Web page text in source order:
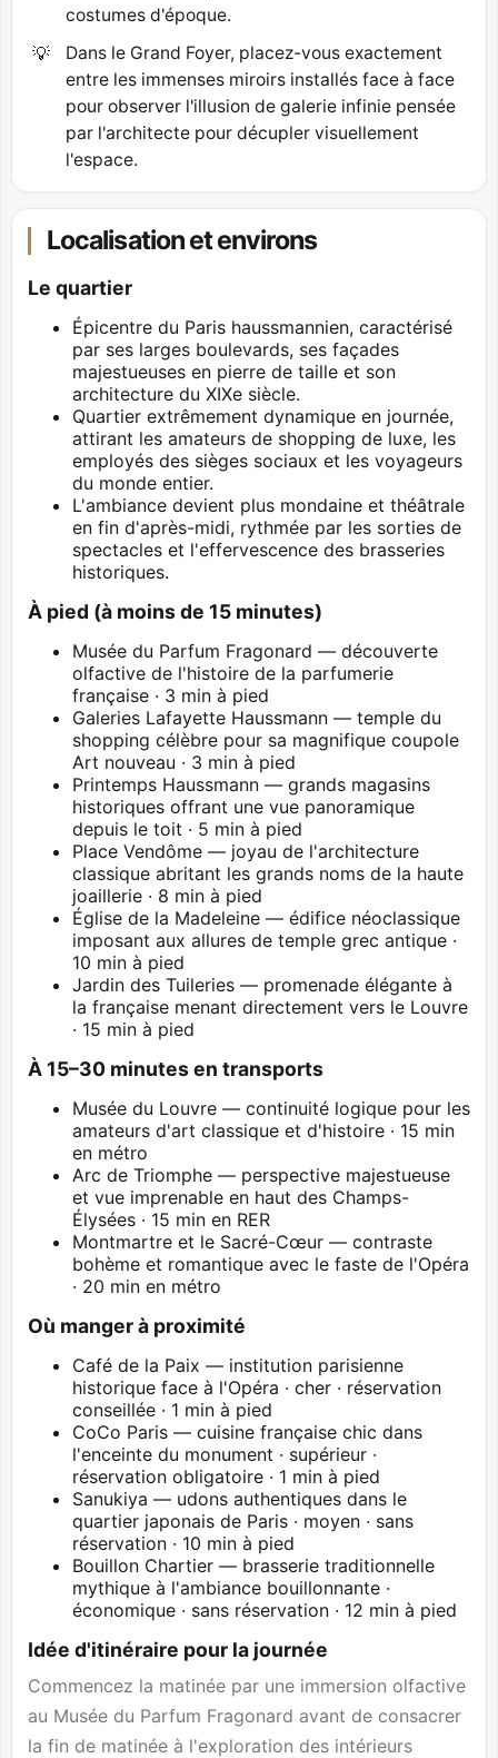
costumes d'époque.
💡
Dans le Grand Foyer, placez-vous exactement
entre les immenses miroirs installés face à face
pour observer l'illusion de galerie infinie pensée
par l'architecte pour décupler visuellement
l'espace.
Localisation et environs
Le quartier
Épicentre du Paris haussmannien, caractérisé
par ses larges boulevards, ses façades
majestueuses en pierre de taille et son
architecture du XIXe siècle.
Quartier extrêmement dynamique en journée,
attirant les amateurs de shopping de luxe, les
employés des sièges sociaux et les voyageurs
du monde entier.
L'ambiance devient plus mondaine et théâtrale
en fin d'après-midi, rythmée par les sorties de
spectacles et l'effervescence des brasseries
historiques.
À pied (à moins de 15 minutes)
Musée du Parfum Fragonard — découverte
olfactive de l'histoire de la parfumerie
française · 3 min à pied
Galeries Lafayette Haussmann — temple du
shopping célèbre pour sa magnifique coupole
Art nouveau · 3 min à pied
Printemps Haussmann — grands magasins
historiques offrant une vue panoramique
depuis le toit · 5 min à pied
Place Vendôme — joyau de l'architecture
classique abritant les grands noms de la haute
joaillerie · 8 min à pied
Église de la Madeleine — édifice néoclassique
imposant aux allures de temple grec antique ·
10 min à pied
Jardin des Tuileries — promenade élégante à
la française menant directement vers le Louvre
· 15 min à pied
À 15–30 minutes en transports
Musée du Louvre — continuité logique pour les
amateurs d'art classique et d'histoire · 15 min
en métro
Arc de Triomphe — perspective majestueuse
et vue imprenable en haut des Champs-
Élysées · 15 min en RER
Montmartre et le Sacré-Cœur — contraste
bohème et romantique avec le faste de l'Opéra
· 20 min en métro
Où manger à proximité
Café de la Paix — institution parisienne
historique face à l'Opéra · cher · réservation
conseillée · 1 min à pied
CoCo Paris — cuisine française chic dans
l'enceinte du monument · supérieur ·
réservation obligatoire · 1 min à pied
Sanukiya — udons authentiques dans le
quartier japonais de Paris · moyen · sans
réservation · 10 min à pied
Bouillon Chartier — brasserie traditionnelle
mythique à l'ambiance bouillonnante ·
économique · sans réservation · 12 min à pied
Idée d'itinéraire pour la journée
Commencez la matinée par une immersion olfactive
au Musée du Parfum Fragonard avant de consacrer
la fin de matinée à l'exploration des intérieurs